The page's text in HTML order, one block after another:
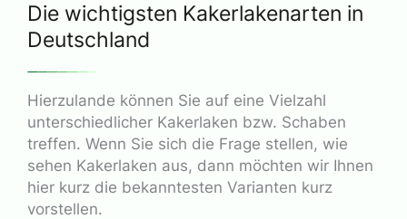
Die wichtigsten Kakerlakenarten in
Deutschland
Hierzulande können Sie auf eine Vielzahl
unterschiedlicher Kakerlaken bzw. Schaben
treffen. Wenn Sie sich die Frage stellen, wie
sehen Kakerlaken aus, dann möchten wir Ihnen
hier kurz die bekanntesten Varianten kurz
vorstellen.